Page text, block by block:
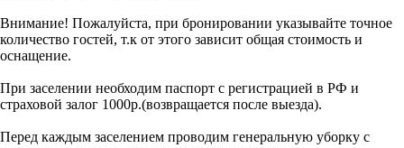
Внимание! Пожалуйста, при бронировании указывайте точное
количество гостей, т.к от этого зависит общая стоимость и
оснащение.
При заселении необходим паспорт с регистрацией в РФ и
страховой залог 1000р.(возвращается после выезда).
Перед каждым заселением проводим генеральную уборку с